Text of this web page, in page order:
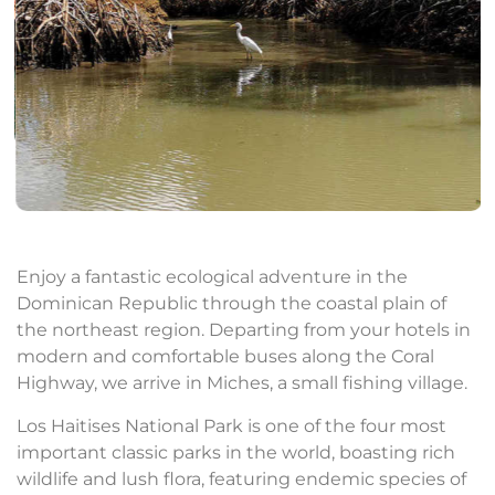
Enjoy a fantastic ecological adventure in the
Dominican Republic through the coastal plain of
the northeast region. Departing from your hotels in
modern and comfortable buses along the Coral
Highway, we arrive in Miches, a small fishing village.
Los Haitises National Park is one of the four most
important classic parks in the world, boasting rich
wildlife and lush flora, featuring endemic species of